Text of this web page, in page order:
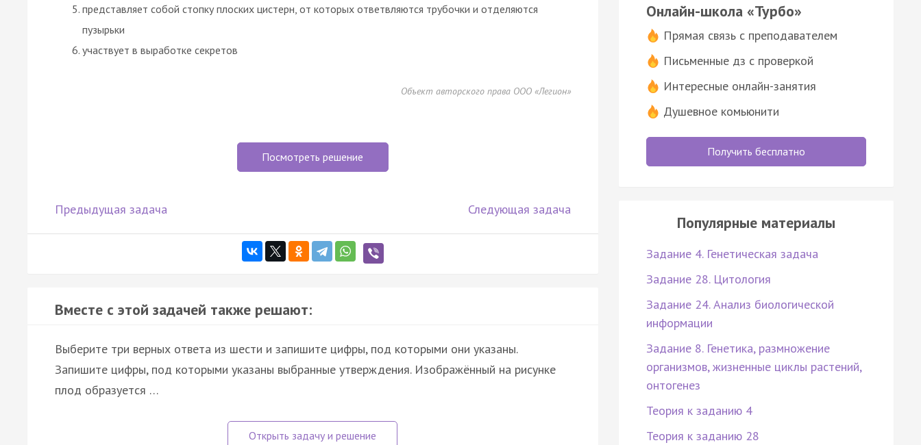
представляет собой стопку плоских цистерн, от которых ответвляются трубочки и отделяются
пузырьки
участвует в выработке секретов
Объект авторского права ООО «Легион»
Посмотреть решение
Предыдущая задача Следующая задача
Вместе с этой задачей также решают:
Выберите три верных ответа из шести и запишите цифры, под которыми они указаны.
Запишите цифры, под которыми указаны выбранные утверждения. Изображённый на рисунке
плод образуется …
Онлайн-школа «Турбо»
Прямая связь с преподавателем
Письменные дз с проверкой
Интересные онлайн-занятия
Душевное комьюнити
Получить бесплатно
Популярные материалы
Задание 4. Генетическая задача
Задание 28. Цитология
Задание 24. Анализ биологической
информации
Задание 8. Генетика, размножение
организмов, жизненные циклы растений,
онтогенез
Теория к заданию 4
Теория к заданию 28